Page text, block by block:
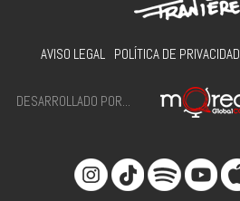
AVISO LEGAL POLÍTICA DE PRIVACIDAD
DESARROLLADO POR...